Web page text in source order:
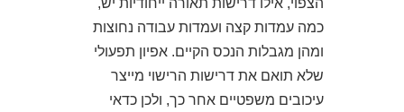
הצפוי, אילו דרישות תאורה ייחודיות יש,
כמה עמדות קצה ועמדות עבודה נחוצות
ומהן מגבלות הנכס הקיים. אפיון תפעולי
שלא תואם את דרישות הרישוי מייצר
עיכובים משפטיים אחר כך, ולכן כדאי